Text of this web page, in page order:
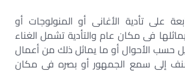
على تأدية الأغانى أو المنولوجات أو
فى مكان عام والتأدية تشمل الغناء
حسب الأحوال أو ما يماثل ذلك من أعمال
إلى سمع الجمهور أو بصره فى مكان